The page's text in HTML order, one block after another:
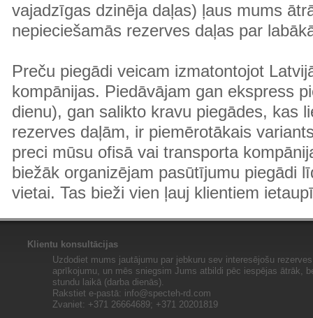
vajadzīgas dzinēja daļas) ļaus mums
nepieciešamās rezerves daļas par
Preču piegādi veicam izmatontojot
kompānijas. Piedāvājam gan ekspress
dienu), gan salikto kravu piegādes, kas
rezerves daļām, ir piemērotākais
preci mūsu ofisā vai transporta
biežāk organizējam pasūtījumu piegādi
vietai. Tas bieži vien ļauj klientiem
Klientu konsultācijas
Uzdodiet mums jautājumu par jebkuru sev interesējošu
aprīkojumu, un mēs sniegsim Jums atbildi pēc iespējas ātrāk,
stundu laikā (darba dienās).
Rakstiet e-pastā: info@specteh-rd.com
Zvaniet: +371 26664689; +371 20201819